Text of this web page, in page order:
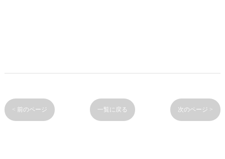
< 前のページ 一覧に戻る 次のページ >